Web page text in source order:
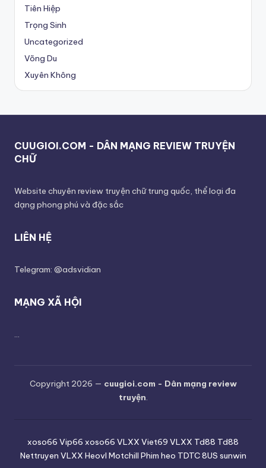
Tiên Hiệp
Trọng Sinh
Uncategorized
Võng Du
Xuyên Không
CUUGIOI.COM - DÂN MẠNG REVIEW TRUYỆN
CHỮ
Website chuyên review truyện chữ trung quốc, thể loại đa
dạng phong phú và đặc sắc
LIÊN HỆ
Telegram: @adsvidian
MẠNG XÃ HỘI
...
Copyright 2026 — cuugioi.com - Dân mạng review
truyện.
xoso66 Vip66 xoso66 VLXX Viet69 VLXX Td88 Td88
Nettruyen VLXX Heovl Motchill Phim heo TDTC8US sunwin